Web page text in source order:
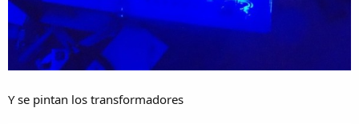
Y se pintan los transformadores